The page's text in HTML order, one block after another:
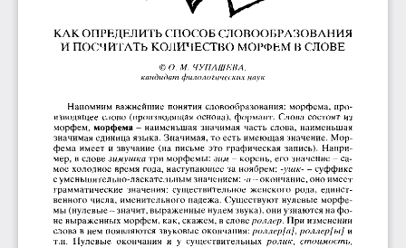
КАК ОПРЕДЕЛИТЬ СПОСОБ СЛОВООБРАЗОВАНИЯ
И ПОСЧИТАТЬ КОЛИЧЕСТВО МОРФЕМ В СЛОВЕ
©ОД/. ЧУ ПАШ ЕВ А,
кандидат филологических наук
Напомним  важнейшие  понятия  словообразования:  морфема,  про­
изводящее  слово  (производящая основа),  формант.  Слова  состоят из
морфем,
морфема -   наименьшая  значимая  часть  слова,  наименьшая
значимая единица языка. Значимая, то есть имеющая значение. Мор­
фема  имеет  и  звучание  (на  письме  это  графическая  запись).  Напри­
мер, в слове зимушка три  морфемы: зим -  корень, его значение -  са­
мое холодное  время  года, наступающее за  ноябрем;  -ушк- -  суффикс
с уменьшительно-ласкательным значением; -а - окончание, оно имеет
грамматические  значения:  существительное  женского  рода,  единст­
венного числа,  именительного  падежа.  Существуют  нулевые  морфе­
мы (нулевые -  значит, выраженные нулем звука), они узнаются на фо­
не выраженных морфем, как, скажем, в слове роллер. При изменении
слова в нем появляются звуковые окончания: роллер[а], роллер[ы] и
т.п.  Нулевые  окончания  и  у  существительных
ролик,  стоимость,